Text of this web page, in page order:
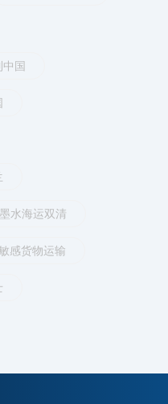
国
墨水海运双清
感货物运输